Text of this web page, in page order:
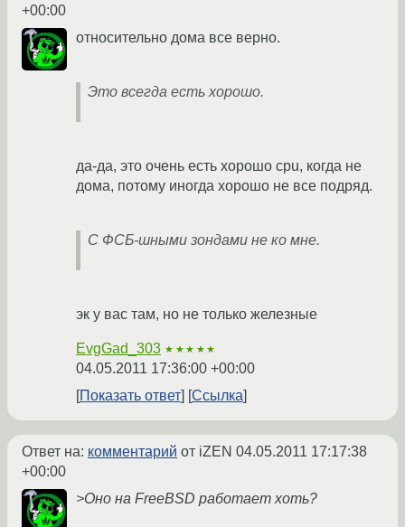
+00:00
относительно дома все верно.
Это всегда есть хорошо.
да-да, это очень есть хорошо cpu, когда не
дома, потому иногда хорошо не все подряд.
С ФСБ-шными зондами не ко мне.
эк у вас там, но не только железные
EvgGad_303 ★★★★★
04.05.2011 17:36:00 +00:00
Показать ответ
Ссылка
Ответ на: комментарий от iZEN 04.05.2011 17:17:38
+00:00
>Оно на FreeBSD работает хоть?